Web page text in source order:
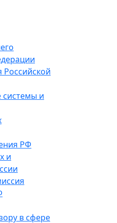
и
РФ
и
в сфере